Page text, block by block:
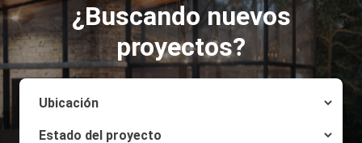
¿Buscando nuevos
proyectos?